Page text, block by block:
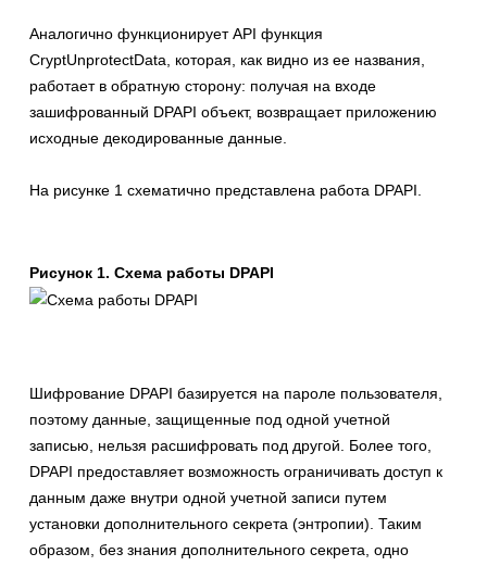
Аналогично функционирует API функция
CryptUnprotectData, которая, как видно из ее названия,
работает в обратную сторону: получая на входе
зашифрованный DPAPI объект, возвращает приложению
исходные декодированные данные.
На рисунке 1 схематично представлена работа DPAPI.
Рисунок 1. Схема работы DPAPI
Шифрование DPAPI базируется на пароле пользователя,
поэтому данные, защищенные под одной учетной
записью, нельзя расшифровать под другой. Более того,
DPAPI предоставляет возможность ограничивать доступ к
данным даже внутри одной учетной записи путем
установки дополнительного секрета (энтропии). Таким
образом, без знания дополнительного секрета, одно